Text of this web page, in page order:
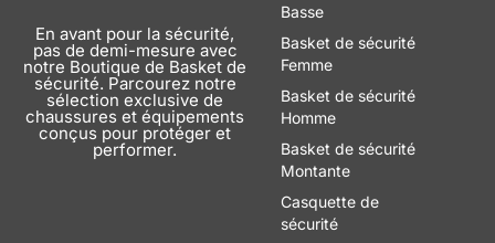
En avant pour la sécurité,
pas de demi-mesure avec
notre Boutique de Basket de
sécurité. Parcourez notre
sélection exclusive de
chaussures et équipements
conçus pour protéger et
performer.
Basse
Basket de sécurité
Femme
Basket de sécurité
Homme
Basket de sécurité
Montante
Casquette de
sécurité